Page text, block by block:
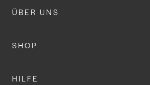
ÜBER UNS
SHOP
HILFE